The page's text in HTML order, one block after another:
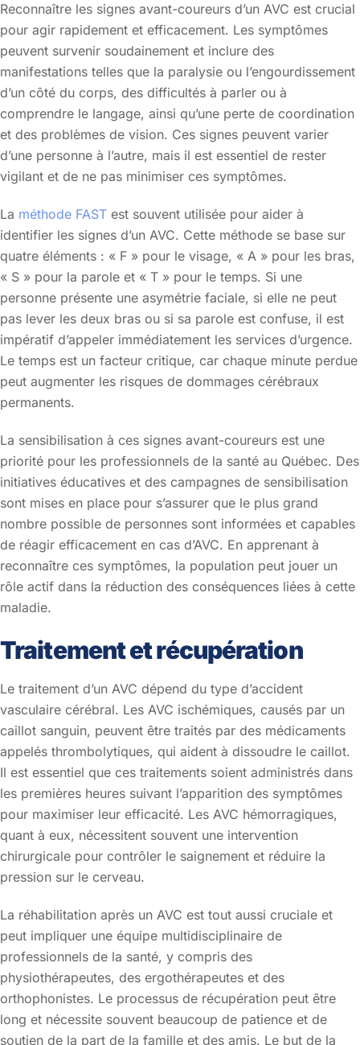
Reconnaître les signes avant-coureurs d’un AVC est crucial
pour agir rapidement et efficacement. Les symptômes
peuvent survenir soudainement et inclure des
manifestations telles que la paralysie ou l’engourdissement
d’un côté du corps, des difficultés à parler ou à
comprendre le langage, ainsi qu’une perte de coordination
et des problèmes de vision. Ces signes peuvent varier
d’une personne à l’autre, mais il est essentiel de rester
vigilant et de ne pas minimiser ces symptômes.
La méthode FAST est souvent utilisée pour aider à
identifier les signes d’un AVC. Cette méthode se base sur
quatre éléments : « F » pour le visage, « A » pour les bras,
« S » pour la parole et « T » pour le temps. Si une
personne présente une asymétrie faciale, si elle ne peut
pas lever les deux bras ou si sa parole est confuse, il est
impératif d’appeler immédiatement les services d’urgence.
Le temps est un facteur critique, car chaque minute perdue
peut augmenter les risques de dommages cérébraux
permanents.
La sensibilisation à ces signes avant-coureurs est une
priorité pour les professionnels de la santé au Québec. Des
initiatives éducatives et des campagnes de sensibilisation
sont mises en place pour s’assurer que le plus grand
nombre possible de personnes sont informées et capables
de réagir efficacement en cas d’AVC. En apprenant à
reconnaître ces symptômes, la population peut jouer un
rôle actif dans la réduction des conséquences liées à cette
maladie.
Traitement et récupération
Le traitement d’un AVC dépend du type d’accident
vasculaire cérébral. Les AVC ischémiques, causés par un
caillot sanguin, peuvent être traités par des médicaments
appelés thrombolytiques, qui aident à dissoudre le caillot.
Il est essentiel que ces traitements soient administrés dans
les premières heures suivant l’apparition des symptômes
pour maximiser leur efficacité. Les AVC hémorragiques,
quant à eux, nécessitent souvent une intervention
chirurgicale pour contrôler le saignement et réduire la
pression sur le cerveau.
La réhabilitation après un AVC est tout aussi cruciale et
peut impliquer une équipe multidisciplinaire de
professionnels de la santé, y compris des
physiothérapeutes, des ergothérapeutes et des
orthophonistes. Le processus de récupération peut être
long et nécessite souvent beaucoup de patience et de
soutien de la part de la famille et des amis. Le but de la